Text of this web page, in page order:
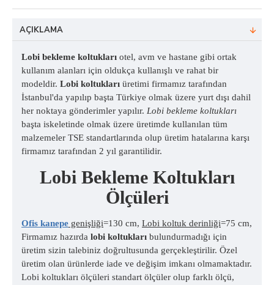
AÇIKLAMA
Lobi bekleme koltukları otel, avm ve hastane gibi ortak
kullanım alanları için oldukça kullanışlı ve rahat bir
modeldir. Lobi koltukları üretimi firmamız tarafından
İstanbul'da yapılıp başta Türkiye olmak üzere yurt dışı dahil
her noktaya gönderimler yapılır. Lobi bekleme koltukları
başta iskeletinde olmak üzere üretimde kullanılan tüm
malzemeler TSE standartlarında olup üretim hatalarına karşı
firmamız tarafından 2 yıl garantilidir.
Lobi Bekleme Koltukları
Ölçüleri
Ofis kanepe genişliği=130 cm, Lobi koltuk derinliği=75 cm,
Firmamız hazırda lobi koltukları bulundurmadığı için
üretim sizin talebiniz doğrultusunda gerçekleştirilir. Özel
üretim olan ürünlerde iade ve değişim imkanı olmamaktadır.
Lobi koltukları ölçüleri standart ölçüler olup farklı ölçü,